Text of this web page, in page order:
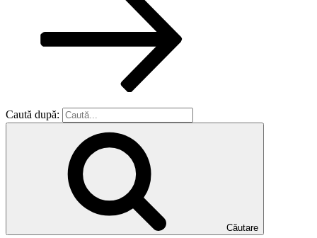
Caută după:
Căutare